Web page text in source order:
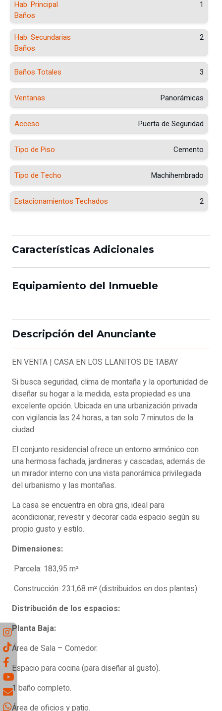
Hab. Principal
1
Baños
Hab. Secundarias
2
Baños
Baños Totales 3
Ventanas Panorámicas
Acceso Puerta de Seguridad
Tipo de Piso Cemento
Tipo de Techo Machihembrado
Estacionamientos Techados 2
Características Adicionales
Equipamiento del Inmueble
Descripción del Anunciante
EN VENTA | CASA EN LOS LLANITOS DE TABAY
Si busca seguridad, clima de montaña y la oportunidad de
diseñar su hogar a la medida, esta propiedad es una
excelente opción. Ubicada en una urbanización privada
con vigilancia las 24 horas, a tan solo 7 minutos de la
ciudad.
El conjunto residencial ofrece un entorno armónico con
una hermosa fachada, jardineras y cascadas, además de
un mirador interno con una vista panorámica privilegiada
del urbanismo y las montañas.
La casa se encuentra en obra gris, ideal para
acondicionar, revestir y decorar cada espacio según su
propio gusto y estilo.
Dimensiones:
Parcela: 183,95 m²
Construcción: 231,68 m² (distribuidos en dos plantas)
Distribución de los espacios:
Planta Baja:
Área de Sala – Comedor.
Espacio para cocina (para diseñar al gusto).
1 baño completo.
Área de oficios y patio.